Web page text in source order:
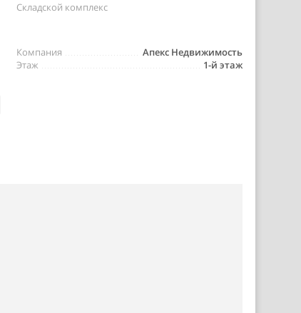
Складской комплекс
Апекс Недвижимость
Компания
1-й этаж
Этаж